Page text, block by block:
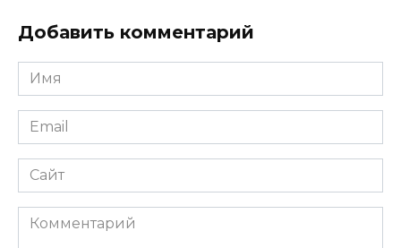
Добавить комментарий
Имя
*
Email
*
Сайт
Комментарий